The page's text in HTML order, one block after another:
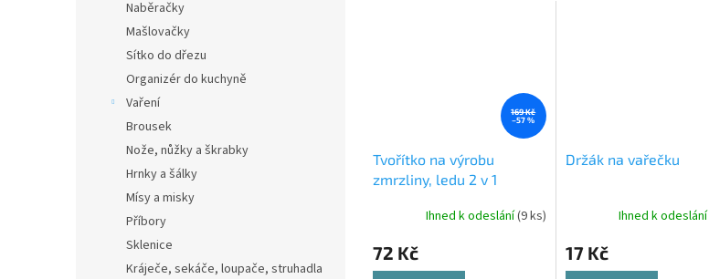
Naběračky
Mašlovačky
Sítko do dřezu
Organizér do kuchyně
Vaření
Brousek
Nože, nůžky a škrabky
Hrnky a šálky
Mísy a misky
Příbory
Sklenice
Kráječe, sekáče, loupače, struhadla
169 Kč
–57 %
Tvořítko na výrobu
zmrzliny, ledu 2 v 1
Ihned k odeslání(9 ks)
72 Kč
Držák na vařečku
Ihned k odeslání
17 Kč